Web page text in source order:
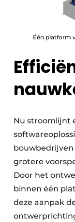
Één platform
Nu stroomlijnt
bouwbedrijven
grotere
Door het
binnen één
deze aanpak